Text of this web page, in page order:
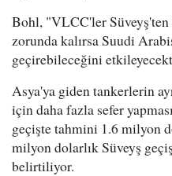
Bohl, "VLCC'ler Süveyş'ten
zorunda kalırsa Suudi
geçirebileceğini
Asya'ya giden tankerlerin
için daha fazla sefer
geçişte tahmini 1.6 milyon
milyon dolarlık Süveyş
belirtiliyor.